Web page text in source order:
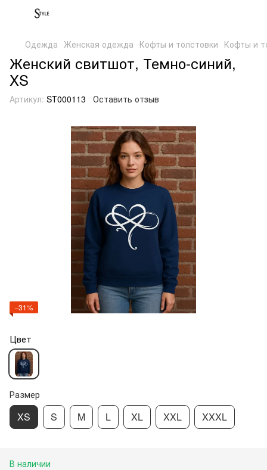
Одежда Женская одежда Кофты и толстовки Кофты и
Женский свитшот, Темно-синий,
XS
Артикул: ST000113 Оставить отзыв
−31%
Цвет
Размер
XS S M L XL XXL XXXL
В наличии